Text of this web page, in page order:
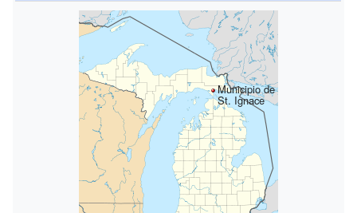
Municipio de
St. Ignace